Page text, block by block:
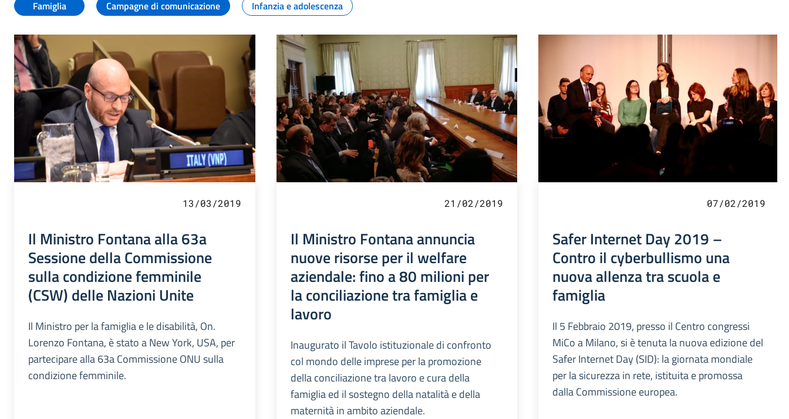
Famiglia
Campagne di comunicazione Infanzia e adolescenza
13/03/2019
Il Ministro Fontana alla 63a
Sessione della Commissione
sulla condizione femminile
(CSW) delle Nazioni Unite
Il Ministro per la famiglia e le disabilità, On.
Lorenzo Fontana, è stato a New York, USA, per
partecipare alla 63a Commissione ONU sulla
condizione femminile.
21/02/2019
Il Ministro Fontana annuncia
nuove risorse per il welfare
aziendale: fino a 80 milioni per
la conciliazione tra famiglia e
lavoro
Inaugurato il Tavolo istituzionale di confronto
col mondo delle imprese per la promozione
della conciliazione tra lavoro e cura della
famiglia ed il sostegno della natalità e della
maternità in ambito aziendale.
07/02/2019
Safer Internet Day 2019 –
Contro il cyberbullismo una
nuova allenza tra scuola e
famiglia
Il 5 Febbraio 2019, presso il Centro congressi
MiCo a Milano, si è tenuta la nuova edizione del
Safer Internet Day (SID): la giornata mondiale
per la sicurezza in rete, istituita e promossa
dalla Commissione europea.